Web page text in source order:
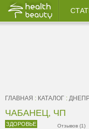
ГЛАВНАЯ : КАТАЛОГ :
ЧАБАНЕЦ, ЧП
ЗДОРОВЬЕ Отзывов (1)